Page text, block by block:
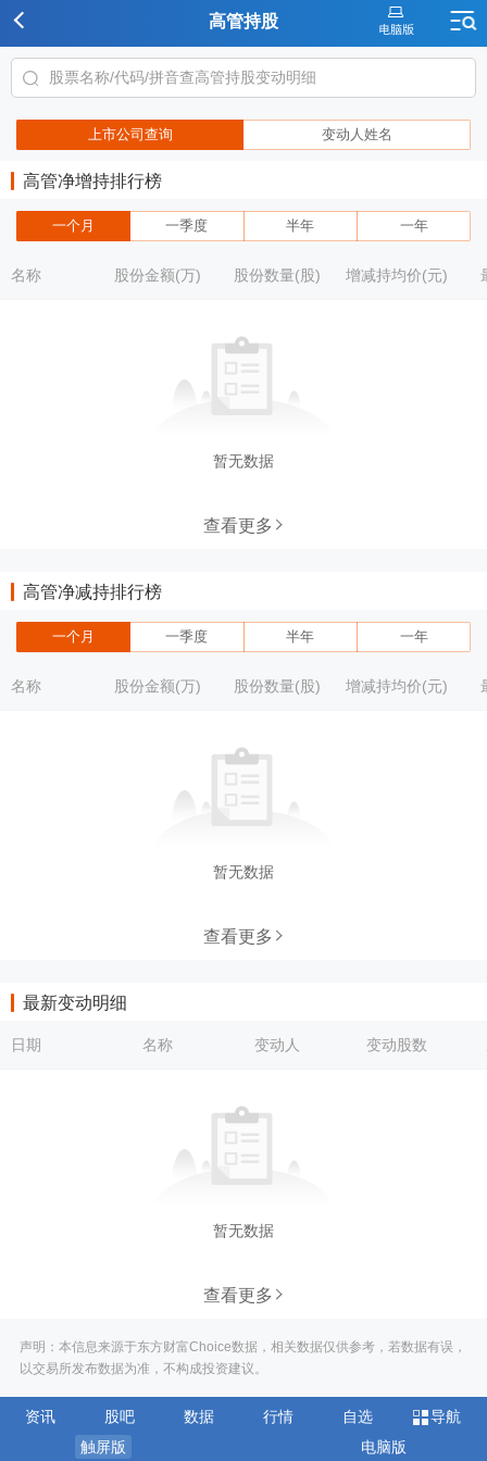
高管持股
上市公司查询 变动人姓名
高管净增持排行榜
一个月 一季度 半年 一年
名称 股份金额(万) 股份数量(股) 增减持均价(元)
暂无数据
查看更多
高管净减持排行榜
一个月 一季度 半年 一年
名称 股份金额(万) 股份数量(股) 增减持均价(元)
暂无数据
查看更多
最新变动明细
日期 名称 变动人 变动股数
暂无数据
查看更多
声明：本信息来源于东方财富Choice数据，相关数据仅供参考，若数据有误，
以交易所发布数据为准，不构成投资建议。
资讯 股吧 数据 行情 自选
导航
触屏版
电脑版